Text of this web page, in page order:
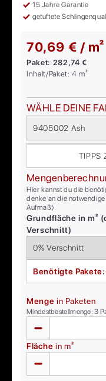
15 Jahre Garantie
getuftete
70,69 € / m²
Paket: 282,74 €
Inhalt/Paket:4 m²
WÄHLE DEINE
9405002 Ash
TIPPS
Hier kannst du die
denke an die
Aufmaß).
Grundfläche in m²
Verschnitt)
Benötigte Pakete:
Menge in Paketen
Mindestbestellmenge:3
Fläche in m²